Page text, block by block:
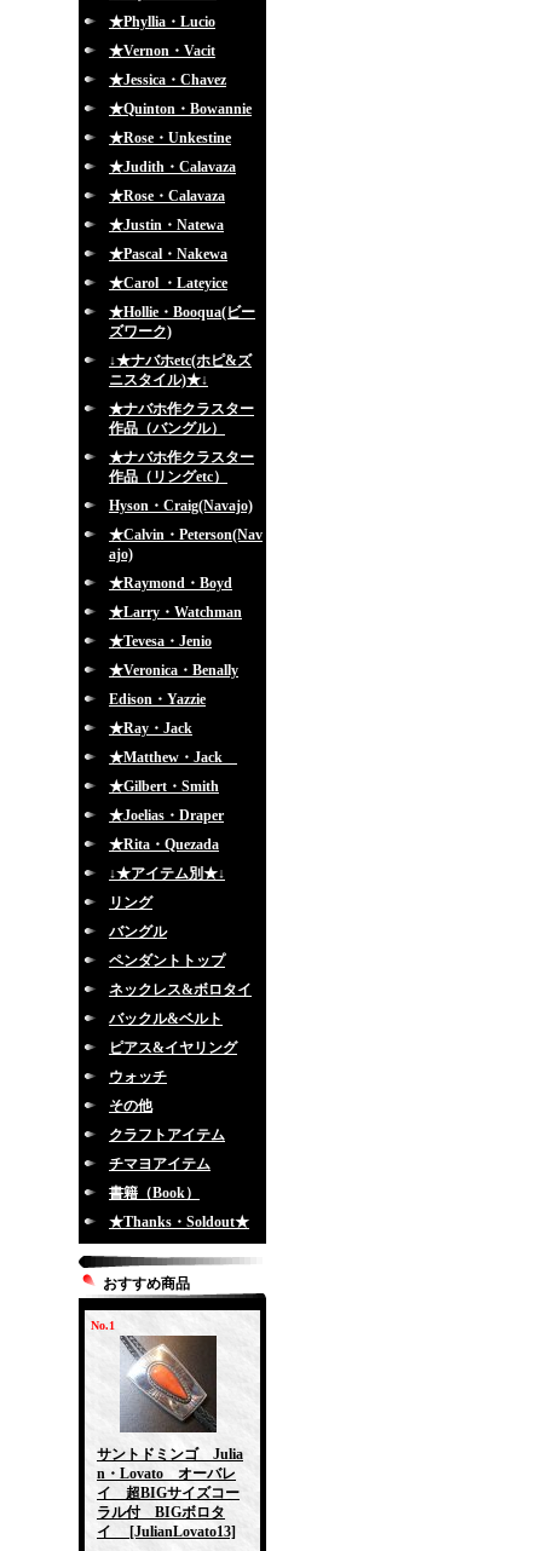
★Phyllia・Lucio
★Vernon・Vacit
★Jessica・Chavez
★Quinton・Bowannie
★Rose・Unkestine
★Judith・Calavaza
★Rose・Calavaza
★Justin・Natewa
★Pascal・Nakewa
★Carol ・Lateyice
★Hollie・Booqua(ビー
ズワーク)
↓★ナバホetc(ホピ&ズ
ニスタイル)★↓
★ナバホ作クラスター
作品（バングル）
★ナバホ作クラスター
作品（リングetc）
Hyson・Craig(Navajo)
★Calvin・Peterson(Nav
ajo)
★Raymond・Boyd
★Larry・Watchman
★Tevesa・Jenio
★Veronica・Benally
Edison・Yazzie
★Ray・Jack
★Matthew・Jack
★Gilbert・Smith
★Joelias・Draper
★Rita・Quezada
↓★アイテム別★↓
リング
バングル
ペンダントトップ
ネックレス&ボロタイ
バックル&ベルト
ピアス&イヤリング
ウォッチ
その他
クラフトアイテム
チマヨアイテム
書籍（Book）
★Thanks・Soldout★
おすすめ商品
No.1
サントドミンゴ Julia
n・Lovato オーバレ
イ 超BIGサイズコー
ラル付 BIGボロタ
イ
[JulianLovato13]